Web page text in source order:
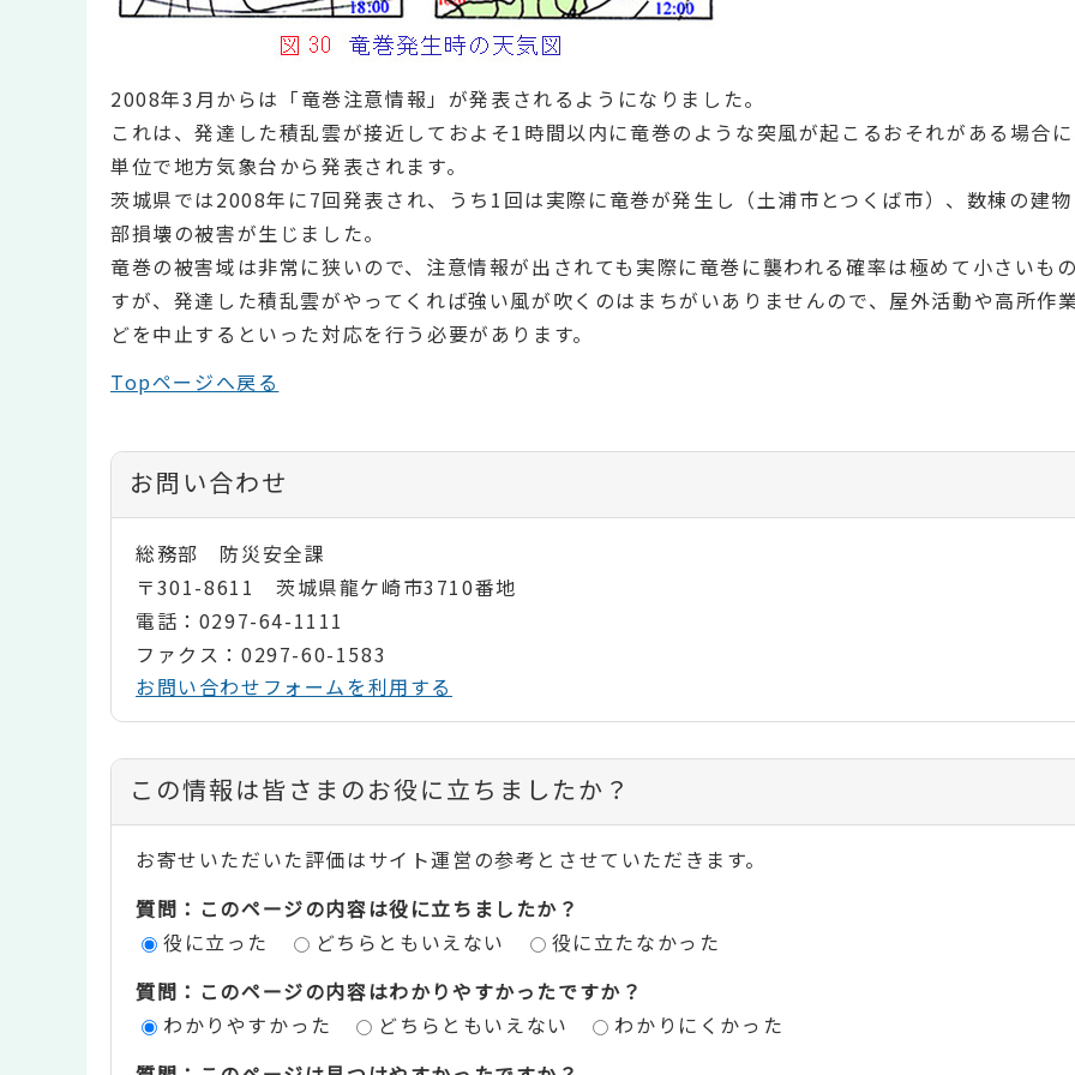
2008年3月からは「竜巻注意情報」が発表されるようになりました。
これは、発達した積乱雲が接近しておよそ1時間以内に竜巻のような突風が起こるおそれがある場合
単位で地方気象台から発表されます。
茨城県では2008年に7回発表され、うち1回は実際に竜巻が発生し（土浦市とつくば市）、数棟の建
部損壊の被害が生じました。
竜巻の被害域は非常に狭いので、注意情報が出されても実際に竜巻に襲われる確率は極めて小さいも
すが、発達した積乱雲がやってくれば強い風が吹くのはまちがいありませんので、屋外活動や高所作
どを中止するといった対応を行う必要があります。
Topページへ戻る
お問い合わせ
総務部 防災安全課
〒301-8611 茨城県龍ケ崎市3710番地
電話：0297-64-1111
ファクス：0297-60-1583
お問い合わせフォームを利用する
コ
ン
テ
ン
評
この情報は皆さまのお役に立ちましたか？
お寄せいただいた評価はサイト運営の参考とさせていただきます。
質問：このページの内容は役に立ちましたか？
役に立った
どちらともいえない
役に立たなかった
質問：このページの内容はわかりやすかったですか？
わかりやすかった
どちらともいえない
わかりにくかった